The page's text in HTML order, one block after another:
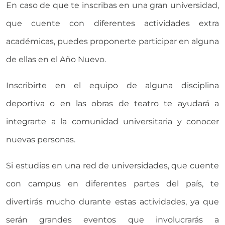
En caso de que te inscribas en una gran universidad,
que cuente con diferentes actividades extra
académicas, puedes proponerte participar en alguna
de ellas en el Año Nuevo.
Inscribirte en el equipo de alguna disciplina
deportiva o en las obras de teatro te ayudará a
integrarte a la comunidad universitaria y conocer
nuevas personas.
Si estudias en una red de universidades, que cuente
con campus en diferentes partes del país, te
divertirás mucho durante estas actividades, ya que
serán grandes eventos que involucrarás a
Universidad Virtual
Te brindamos información
INICIAR CHAT